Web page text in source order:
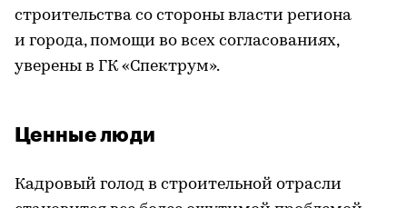
строительства со стороны власти региона
и города, помощи во всех согласованиях,
уверены в ГК «Спектрум».
Ценные люди
Кадровый голод в строительной отрасли